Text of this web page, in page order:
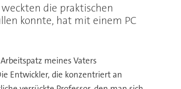
die praktischen
konnte, hat mit einem PC
meines Vaters
Entwickler, die konzentriert an